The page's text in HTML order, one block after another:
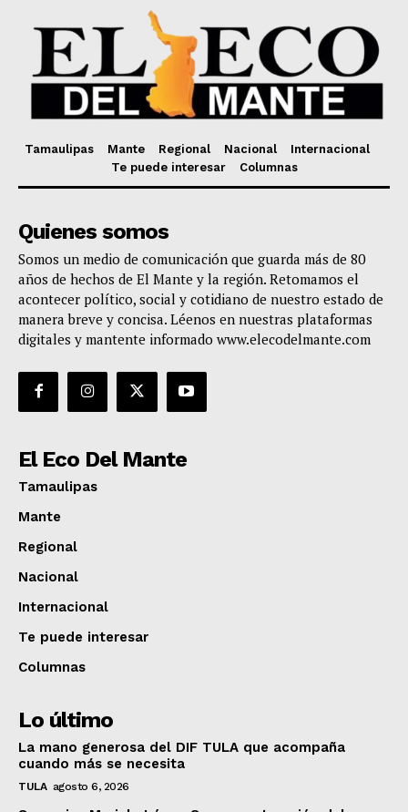
Tamaulipas Mante Regional Nacional
Internacional
Te puede interesar
Columnas
Quienes somos
Somos un medio de comunicación que guarda más de 80
años de hechos de El Mante y la región. Retomamos el
acontecer político, social y cotidiano de nuestro estado de
manera breve y concisa. Léenos en nuestras plataformas
digitales y mantente informado www.elecodelmante.com
El Eco Del Mante
Tamaulipas
Mante
Regional
Nacional
Internacional
Te puede interesar
Columnas
Lo último
La mano generosa del DIF TULA que acompaña
cuando más se necesita
TULA agosto 6, 2026